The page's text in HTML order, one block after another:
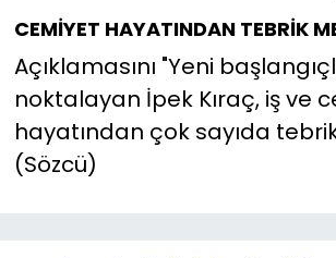
CEMİYET HAYATINDAN TEBRİK
Açıklamasını "Yeni
noktalayan İpek Kıraç, iş ve
hayatından çok sayıda
(Sözcü)